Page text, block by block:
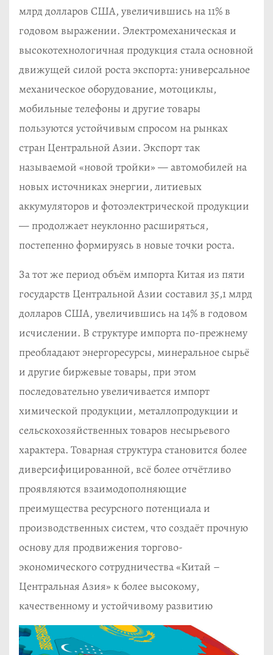
млрд долларов США, увеличившись на 11% в
годовом выражении. Электромеханическая и
высокотехнологичная продукция стала основной
движущей силой роста экспорта: универсальное
механическое оборудование, мотоциклы,
мобильные телефоны и другие товары
пользуются устойчивым спросом на рынках
стран Центральной Азии. Экспорт так
называемой «новой тройки» — автомобилей на
новых источниках энергии, литиевых
аккумуляторов и фотоэлектрической продукции
— продолжает неуклонно расширяться,
постепенно формируясь в новые точки роста.
За тот же период объём импорта Китая из пяти
государств Центральной Азии составил 35,1 млрд
долларов США, увеличившись на 14% в годовом
исчислении. В структуре импорта по-прежнему
преобладают энергоресурсы, минеральное сырьё
и другие биржевые товары, при этом
последовательно увеличивается импорт
химической продукции, металлопродукции и
сельскохозяйственных товаров несырьевого
характера. Товарная структура становится более
диверсифицированной, всё более отчётливо
проявляются взаимодополняющие
преимущества ресурсного потенциала и
производственных систем, что создаёт прочную
основу для продвижения торгово-
экономического сотрудничества «Китай –
Центральная Азия» к более высокому,
качественному и устойчивому развитию